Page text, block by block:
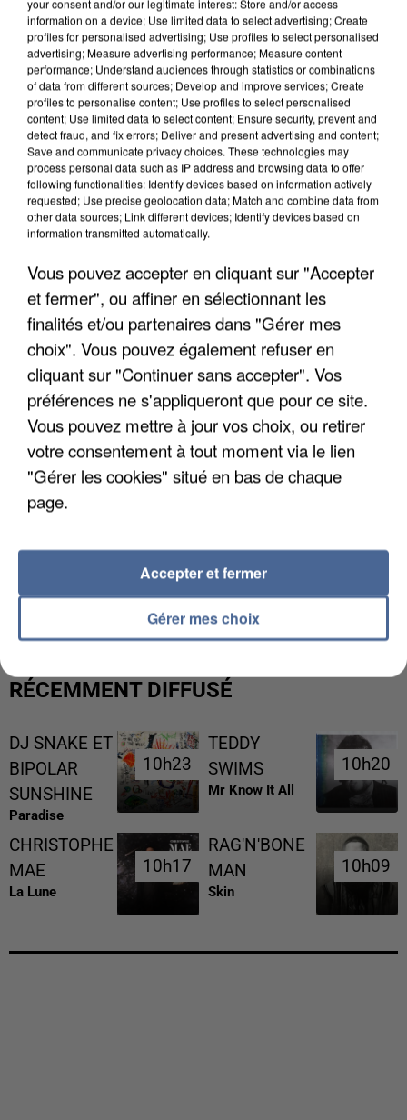
UNE TOURISTE DE L’OISE EMPORTÉE PAR UNE
COULÉE DE BOUE EN HAUTE-SAVOIE
LES DONNÉES DE 300 000 CLIENTS DÉROBÉES À
INTERMARCHÉ APRÈS UNE...
RÉCEMMENT DIFFUSÉ
DJ SNAKE ET
BIPOLAR
SUNSHINE
Paradise
10h23
10h23
TEDDY
SWIMS
Mr Know It All
10h20
10h20
CHRISTOPHE
MAE
La Lune
10h17
10h17
RAG'N'BONE
MAN
Skin
10h09
10h09
your consent and/or our legitimate interest: Store and/or access
information on a device; Use limited data to select advertising; Create
profiles for personalised advertising; Use profiles to select personalised
advertising; Measure advertising performance; Measure content
performance; Understand audiences through statistics or combinations
of data from different sources; Develop and improve services; Create
profiles to personalise content; Use profiles to select personalised
content; Use limited data to select content; Ensure security, prevent and
detect fraud, and fix errors; Deliver and present advertising and content;
Save and communicate privacy choices. These technologies may
process personal data such as IP address and browsing data to offer
following functionalities: Identify devices based on information actively
requested; Use precise geolocation data; Match and combine data from
other data sources; Link different devices; Identify devices based on
information transmitted automatically.
Vous pouvez accepter en cliquant sur "Accepter
et fermer", ou affiner en sélectionnant les
finalités et/ou partenaires dans "Gérer mes
choix". Vous pouvez également refuser en
cliquant sur "Continuer sans accepter". Vos
préférences ne s'appliqueront que pour ce site.
Vous pouvez mettre à jour vos choix, ou retirer
votre consentement à tout moment via le lien
"Gérer les cookies" situé en bas de chaque
page.
Gérer mes choix
Accepter et fermer